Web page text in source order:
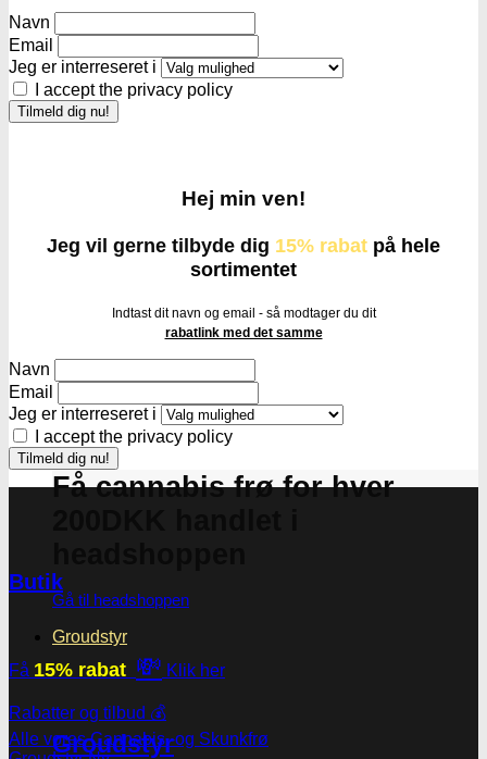
Få cannabis frø for hver
Gå til headshoppen
Groudstyr
Groudstyr
Navn
Email
Jeg er interreseret i
I accept the privacy policy
Hej min ven!
Jeg vil gerne tilbyde dig 15% rabat på hele
sortimentet
Indtast dit navn og email - så modtager du dit
rabatlink med det samme
Navn
Email
Jeg er interreseret i
I accept the privacy policy
Butik
Få 15% rabat 💸 Klik her
Rabatter og tilbud 💰
Alle vores Cannabis -og Skunkfrø